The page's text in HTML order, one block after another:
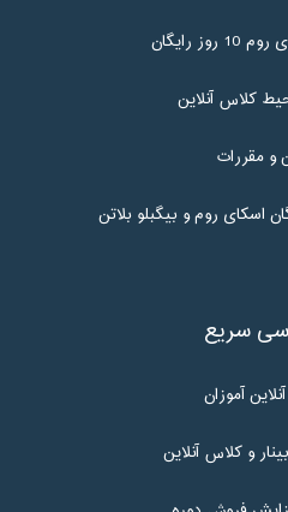
رایگان
کلاس آنلاین
و مقررات
اسکای روم و بیگبلو بلاتن
سریع
آموزان
و کلاس آنلاین